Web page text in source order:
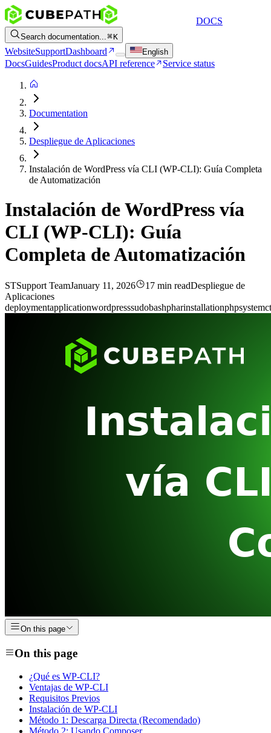
DOCS
Search documentation... K
WebsiteSupportDashboard English
DocsGuidesProduct docsAPI reference Service status
Documentation
Despliegue de Aplicaciones
Instalación de WordPress vía CLI (WP-CLI): Guía Completa
de Automatización
Instalación de WordPress vía
CLI (WP-CLI): Guía
Completa de Automatización
STSupport TeamJanuary 11, 2026 17 min readDespliegue de
Aplicaciones
deploymentapplicationwordpresssudobashpharinstallationphp
On this page
On this page
¿Qué es WP-CLI?
Ventajas de WP-CLI
Requisitos Previos
Instalación de WP-CLI
Método 1: Descarga Directa (Recomendado)